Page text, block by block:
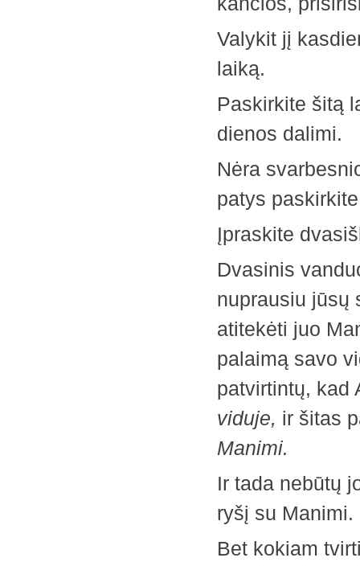
Valykit jį
laiką.
Paskirkite šitą
dienos dalimi.
Nėra
patys
Įpraskite
Dvasinis
nuprausiu jūsų
atitekėti juo
palaimą savo
patvirtintų, kad
viduje, ir šitas
Manimi.
Ir tada nebūtų
ryšį su Manimi.
Bet kokiam